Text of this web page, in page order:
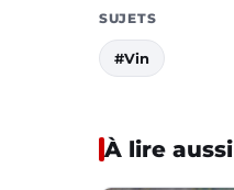
SUJETS
#Vin
À lire aussi